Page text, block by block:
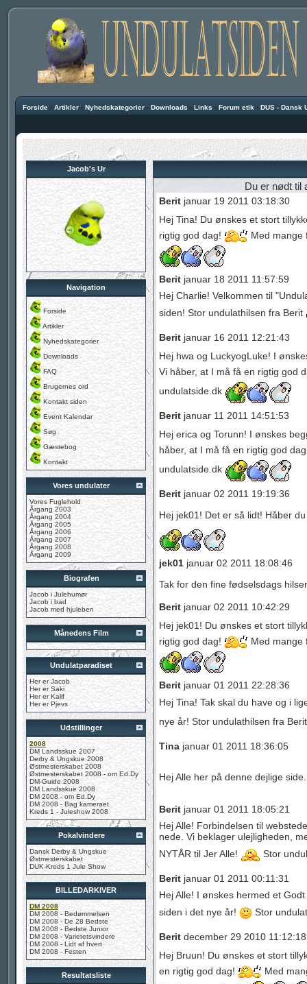
Forside · Artikler · Nyhedskategorier · Downloads · Links · Forum etik · DUS - Dansk
Jacob's Ur
Navigation
Forside
Artikler
Nyhedskategorier
Downloads
FAQ
Brugernes ord
Kontakt siden
Event Kalendar
Søg
Gæstebog
Kontakt
Vores undulater
Vores Fuglehold
Årgang 2003
Årgang 2004
Årgang 2005
Årgang 2006
Årgang 2007
Årgang 2008
Årgang 2009
Biografen
Jacob i Julehumør
Jacob i bad
Jacob med hjuleben
Månedens Film
Undulatparadiset
Her er Jacob
Her er Saki
Her er Kalif
Her er Pjevs
Udstillinger
2008
DM Landsskue 2007
Derby & Ungskue 2008
Østmesterskabet 2008
Østmesterskabet 2008 - om Ed.Dy
DM-Guide 2008
DM Landsskue 2008
DM 2008 - om Ed.Dy
DM 2008 - Bag kameraet
Kreds 1 - Juleshow 2008
Pokalvindere
Dansk Derby & Ungskue
Østmesterskabet
DUK-Kreds 1 Jule Show
BILLEDARKIVER
DM 2008
DM 2008 - Bedømmelsen
DM 2008 - De 28 Bedste
DM 2008 - Bedste Junior
DM 2008 - Varietetsvindere
DM 2008 - Lidt af hvert
DM 2008 - Festen
Resultatsliste
Du er nødt til
Berit januar 19 2011 03:18:30
Hej Tina! Du ønskes et stort
rigtig god dag!
Med mange
Berit januar 18 2011 11:57:59
Hej Charlie! Velkommen til
siden! Stor undulathilsen fra Berit
Berit januar 16 2011 12:21:43
Hej hwa og LuckyogLuke! I
Vi håber, at I må få en rigtig god
undulatside.dk
Berit januar 11 2011 14:51:53
Hej erica og Torunn! I ønskes
håber, at I må få en rigtig god
undulatside.dk
Berit januar 02 2011 19:19:36
Hej jek01! Det er så lidt! Håber
jek01 januar 02 2011 18:08:46
Tak for den fine fødselsdags
Berit januar 02 2011 10:42:29
Hej jek01! Du ønskes et stort
rigtig god dag!
Med mange
Berit januar 01 2011 22:28:36
Hej Tina! Tak skal du have og i
nye år! Stor undulathilsen fra
Tina januar 01 2011 18:36:05
Hej Alle her på denne dejlige
Berit januar 01 2011 18:05:21
Hej Alle! Forbindelsen til
nede. Vi beklager ulejligheden,
NYTÅR til Jer Alle!
Stor
Berit januar 01 2011 00:11:31
Hej Alle! I ønskes hermed et
siden i det nye år!
Stor
Berit december 29 2010 11:12:18
Hej Bruun! Du ønskes et stort
en rigtig god dag!
Med